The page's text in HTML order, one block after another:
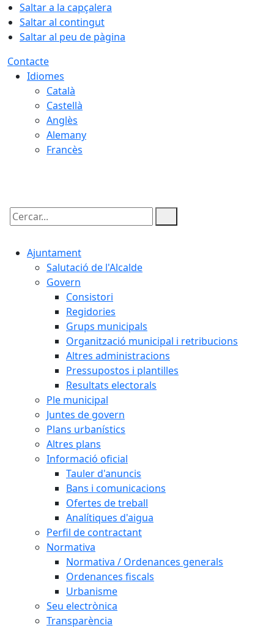
Saltar a la capçalera
Saltar al contingut
Saltar al peu de pàgina
Contacte
Idiomes
Català
Castellà
Anglès
Alemany
Francès
Cercar:
Ajuntament
Salutació de l'Alcalde
Govern
Consistori
Regidories
Grups municipals
Organització municipal i retribucions
Altres administracions
Pressupostos i plantilles
Resultats electorals
Ple municipal
Juntes de govern
Plans urbanístics
Altres plans
Informació oficial
Tauler d'anuncis
Bans i comunicacions
Ofertes de treball
Analítiques d'aigua
Perfil de contractant
Normativa
Normativa / Ordenances generals
Ordenances fiscals
Urbanisme
Seu electrònica
Transparència